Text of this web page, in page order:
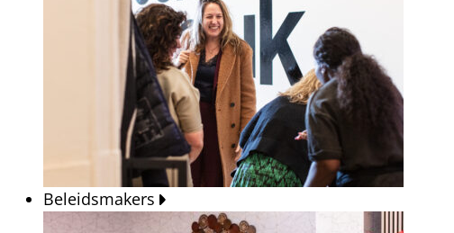
Beleidsmakers